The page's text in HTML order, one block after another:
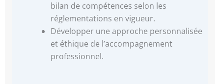
bilan de compétences selon les
réglementations en vigueur.
Développer une approche personnalisée
et éthique de l’accompagnement
professionnel.